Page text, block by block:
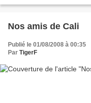
Nos amis de Cali
Publié le 01/08/2008 à 00:35
Par TigerF